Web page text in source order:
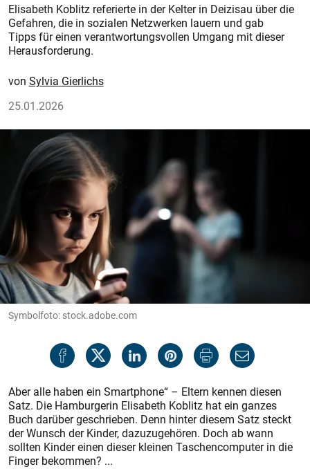
Elisabeth Koblitz referierte in der Kelter in Deizisau über die
Gefahren, die in sozialen Netzwerken lauern und gab
Tipps für einen verantwortungsvollen Umgang mit dieser
Herausforderung.
Sylvia Gierlichs
25.01.2026
Symbolfoto: stock.adobe.com
Aber alle haben ein Smartphone“ – Eltern kennen diesen
Satz. Die Hamburgerin Elisabeth Koblitz hat ein ganzes
Buch darüber geschrieben. Denn hinter diesem Satz steckt
der Wunsch der Kinder, dazuzugehören. Doch ab wann
sollten Kinder einen dieser kleinen Taschencomputer in die
Finger bekommen? ...